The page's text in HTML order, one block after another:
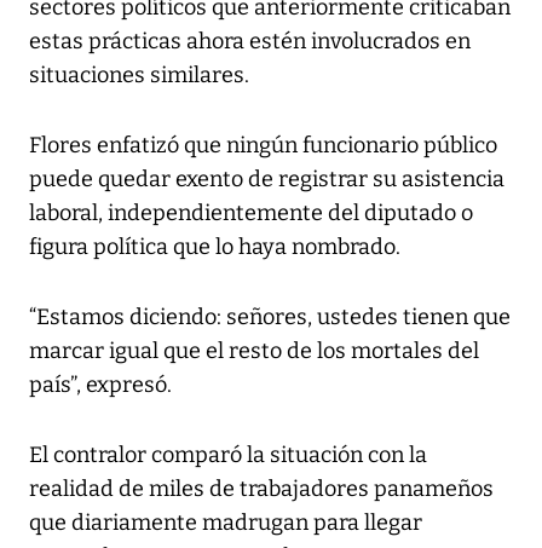
sectores políticos que anteriormente criticaban
estas prácticas ahora estén involucrados en
situaciones similares.
Flores enfatizó que ningún funcionario público
puede quedar exento de registrar su asistencia
laboral, independientemente del diputado o
figura política que lo haya nombrado.
“Estamos diciendo: señores, ustedes tienen que
marcar igual que el resto de los mortales del
país”, expresó.
El contralor comparó la situación con la
realidad de miles de trabajadores panameños
que diariamente madrugan para llegar